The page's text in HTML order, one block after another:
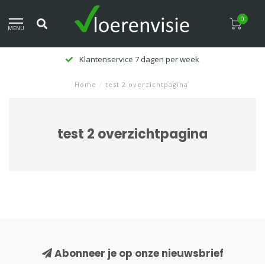
MENU
0
Klantenservice 7 dagen per week
Home / test 2 overzichtpagina
test 2 overzichtpagina
Abonneer je op onze nieuwsbrief